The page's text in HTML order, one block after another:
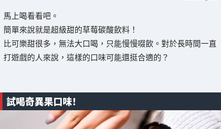
馬上喝看看吧。
簡單來說就是超級甜的草莓碳酸飲料！
比可樂甜很多，無法大口喝，只能慢慢啜飲。對於長時間一直
打遊戲的人來說，這樣的口味可能還挺合適的？
試喝奇異果口味！